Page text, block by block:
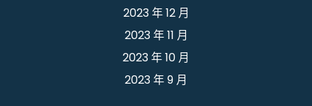
2023 年 12 月
2023 年 11 月
2023 年 10 月
2023 年 9 月